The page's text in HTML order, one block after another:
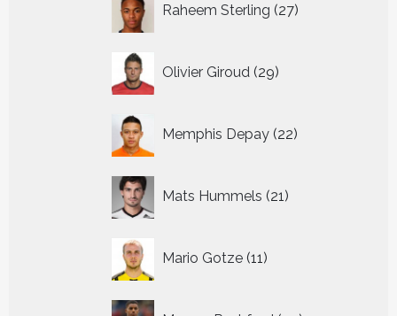
Raheem Sterling 27
producten
Olivier Giroud 29
producten
Memphis Depay 22
producten
Mats Hummels 21
producten
Mario Gotze 11
producten